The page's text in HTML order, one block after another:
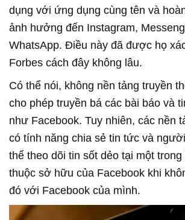
dụng với ứng dụng cùng tên và
ảnh hưởng đến Instagram,
WhatsApp. Điều này đã được họ
Forbes cách đây không lâu.
Có thể nói, không nền tảng truyền
cho phép truyền bá các bài báo và
như Facebook. Tuy nhiên, các nền
có tính năng chia sẻ tin tức và
thể theo dõi tin sốt dẻo tại một
thuộc sở hữu của Facebook khi
đó với Facebook của mình.